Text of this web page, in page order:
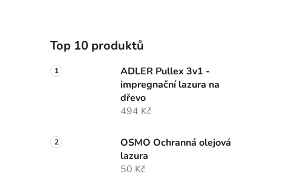
Top 10 produktů
ADLER Pullex 3v1 -
impregnační lazura na
dřevo
494 Kč
OSMO Ochranná olejová
lazura
50 Kč